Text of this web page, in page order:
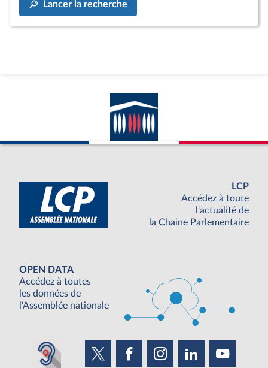
Lancer la recherche
LCP
Accédez à toute
l'actualité de
la Chaine Parlementaire
OPEN DATA
Accédez à toutes
les données de
l'Assemblée nationale